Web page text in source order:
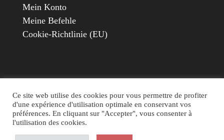
Mein Konto
Meine Befehle
Cookie-Richtlinie (EU)
© 2026 Suisse Poulailler MR Sàrl, Chemin de La
Ce site web utilise des cookies pour vous permettre de profiter
d'une expérience d'utilisation optimale en conservant vos
préférences. En cliquant sur "Accepter", vous consenter à
l'utilisation des cookies.